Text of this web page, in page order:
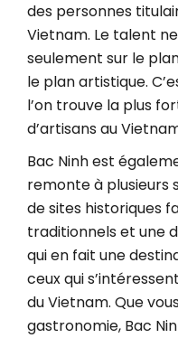
des personnes
Vietnam. Le talent
seulement sur le
le plan artistique.
l’on trouve la plus
d’artisans au
Bac Ninh est
remonte à plusieurs
de sites historiques
traditionnels et une
qui en fait une
ceux qui
du Vietnam. Que
gastronomie, Bac